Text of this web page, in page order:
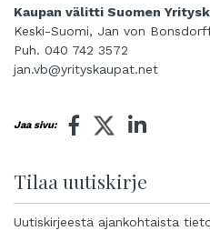
Kaupan välitti Suomen
Keski-Suomi, Jan von
Puh. 040 742 3572
jan.vb@yrityskaupat.net
Jaa sivu:
Tilaa uutiskirje
Uutiskirjeestä ajankohtaista